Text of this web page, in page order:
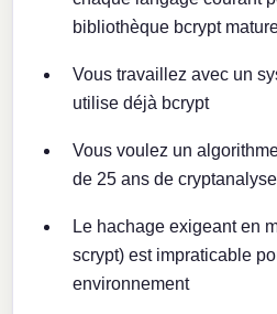
bibliothèque bcrypt
Vous travaillez avec un
utilise déjà bcrypt
Vous voulez un
de 25 ans de cryptanalyse
Le hachage exigeant en
scrypt) est impraticable
environnement